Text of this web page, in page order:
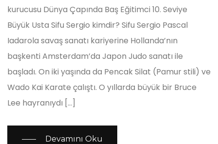
kurucusu Dünya Çapında Baş Eğitimci 10. Seviye
Büyük Usta Sifu Sergio kimdir? Sifu Sergio Pascal
Iadarola savaş sanatı kariyerine Hollanda’nın
başkenti Amsterdam’da Japon Judo sanatı ile
başladı. On iki yaşında da Pencak Silat (Pamur stili) ve
Wado Kai Karate çalıştı. O yıllarda büyük bir Bruce
Lee hayranıydı […]
Devamını Oku